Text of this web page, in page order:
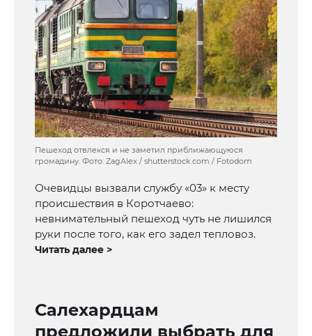
Пешеход отвлекся и не заметил приближающуюся
громадину. Фото: ZagAlex / shutterstock.com / Fotodom
Очевидцы вызвали службу «03» к месту
происшествия в Коротчаево:
невнимательный пешеход чуть не лишился
руки после того, как его задел тепловоз.
Читать далее >
Салехардцам
предложили выбрать для